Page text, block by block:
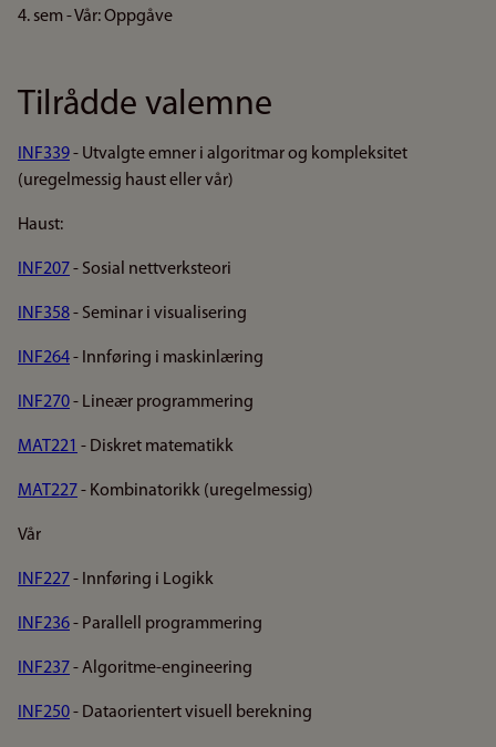
4. sem - Vår: Oppgåve
Tilrådde valemne
INF339- Utvalgte emner i algoritmar og kompleksitet
(uregelmessig haust eller vår)
Haust:
INF207- Sosial nettverksteori
INF358- Seminar i visualisering
INF264- Innføring i maskinlæring
INF270- Lineær programmering
MAT221 - Diskret matematikk
MAT227- Kombinatorikk (uregelmessig)
Vår
INF227- Innføring i Logikk
INF236- Parallell programmering
INF237- Algoritme-engineering
INF250- Dataorientert visuell berekning